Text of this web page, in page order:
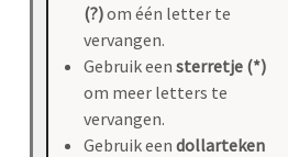
(?)om één letter te
vervangen.
Gebruik een sterretje (*)
om meer letters te
vervangen.
Gebruik een dollarteken